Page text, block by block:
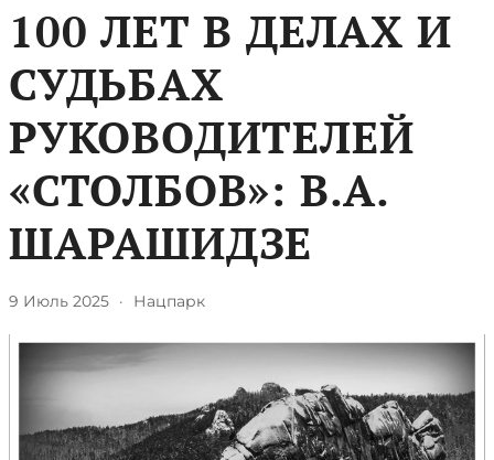
​100 ЛЕТ В ДЕЛАХ И
СУДЬБАХ
РУКОВОДИТЕЛЕЙ
«СТОЛБОВ»: В.А.
ШАРАШИДЗЕ
9 Июль 2025 · Нацпарк